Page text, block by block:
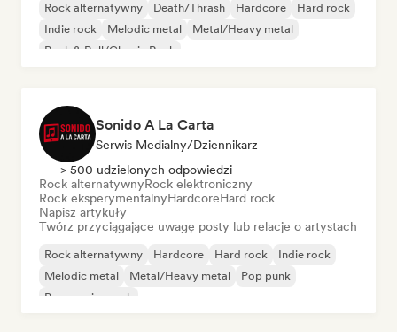
Rock alternatywny Death/Thrash Hardcore
Hard rock
Indie rock
Melodic metal
Metal/Heavy metal
Rock & Roll/Classic Rock
Sonido A La Carta
Serwis Medialny/Dziennikarz
> 500 udzielonych odpowiedzi
Rock alternatywnyRock elektroniczny
Rock eksperymentalnyHardcoreHard rock
Napisz artykuły
Twórz przyciągające uwagę posty lub relacje o artystach
Rock alternatywny Hardcore Hard rock
Indie rock
Melodic metal
Metal/Heavy metal
Pop punk
Progressive rock